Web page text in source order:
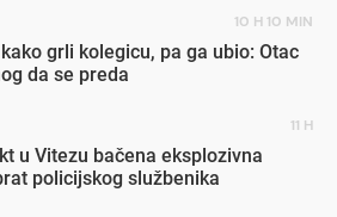
10 H 10 MIN
grli kolegicu, pa ga ubio: Otac
da se preda
11 H
u Vitezu bačena eksplozivna
je brat policijskog službenika